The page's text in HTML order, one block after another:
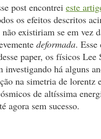
post encontrei este
os efeitos descritos
existiriam se em vez
deformada.
paper, os físicos Lee
há alguns
na simetria de lorentz
de altíssima
agora sem sucesso.